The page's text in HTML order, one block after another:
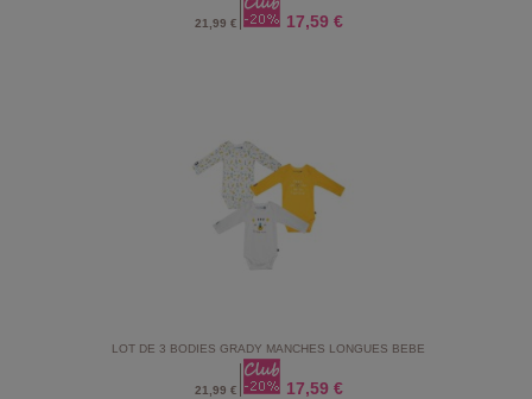
21,99 € 17,59 €
LOT DE 3 BODIES GRADY MANCHES LONGUES BEBE
21,99 € 17,59 €